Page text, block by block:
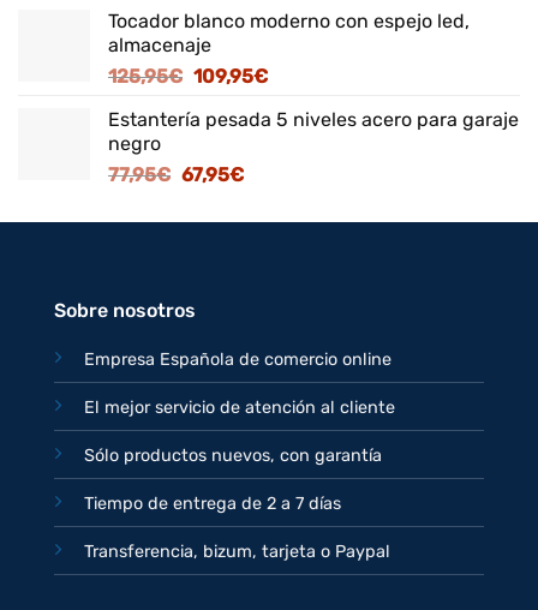
original
era:
82,95€.
actual
71,95€.
Tocador blanco moderno con espejo led,
almacenaje
125,95€ El
original
125,95€.
109,95€El
actual
Estantería pesada 5 niveles acero para garaje
negro
77,95€ El
original
67,95€El
actual
Sobre nosotros
Empresa Española de comercio online
El mejor servicio de atención al cliente
Sólo productos nuevos, con garantía
Tiempo de entrega de 2 a 7 días
Transferencia, bizum, tarjeta o Paypal